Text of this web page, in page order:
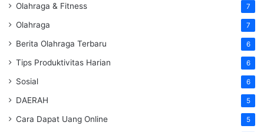
Olahraga & Fitness 7
Olahraga 7
Berita Olahraga Terbaru 6
Tips Produktivitas Harian 6
Sosial 6
DAERAH 5
Cara Dapat Uang Online 5